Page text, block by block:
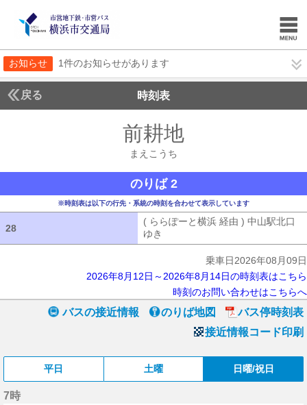
お知らせ 1件のお知らせがあります
戻る 時刻表
前耕地
まえこうち
のりば 2
※時刻表は以下の行先・系統の時刻を合わせて表示しています
28
( ららぽーと横浜 経由 ) 中山駅北口
ゆき
乗車日2026年08月09日
2026年8月12日～2026年8月14日の時刻表はこちら
時刻のお問い合わせはこちらへ
バスの接近情報 のりば地図
バス停時刻表
接近情報コード印刷
平日 土曜 日曜/祝日
7時